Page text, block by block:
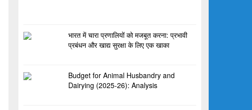
भारत में चारा प्रणालियों को मजबूत करना: प्रभावी
प्रबंधन और खाद्य सुरक्षा के लिए एक खाका
Budget for Animal Husbandry and
Dairying (2025-26): Analysis